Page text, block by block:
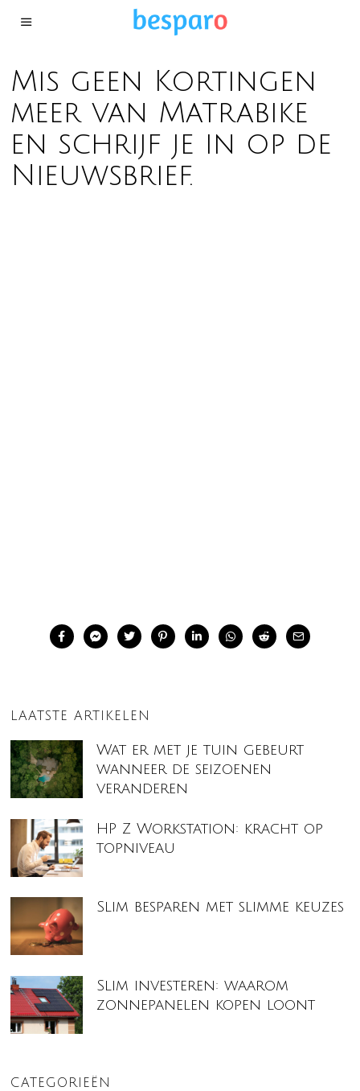
Mis geen Kortingen
meer van Matrabike
en schrijf je in op de
Nieuwsbrief.
LAATSTE ARTIKELEN
Wat er met je tuin gebeurt
wanneer de seizoenen
veranderen
HP Z Workstation: kracht op
topniveau
Slim besparen met slimme keuzes
Slim investeren: waarom
zonnepanelen kopen loont
CATEGORIEËN